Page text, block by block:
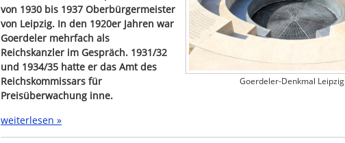
Goerdeler-Denkmal Leipzig
von 1930 bis 1937 Oberbürgermeister
von Leipzig. In den 1920er Jahren war
Goerdeler mehrfach als
Reichskanzler im Gespräch. 1931/32
und 1934/35 hatte er das Amt des
Reichskommissars für
Preisüberwachung inne.
weiterlesen »